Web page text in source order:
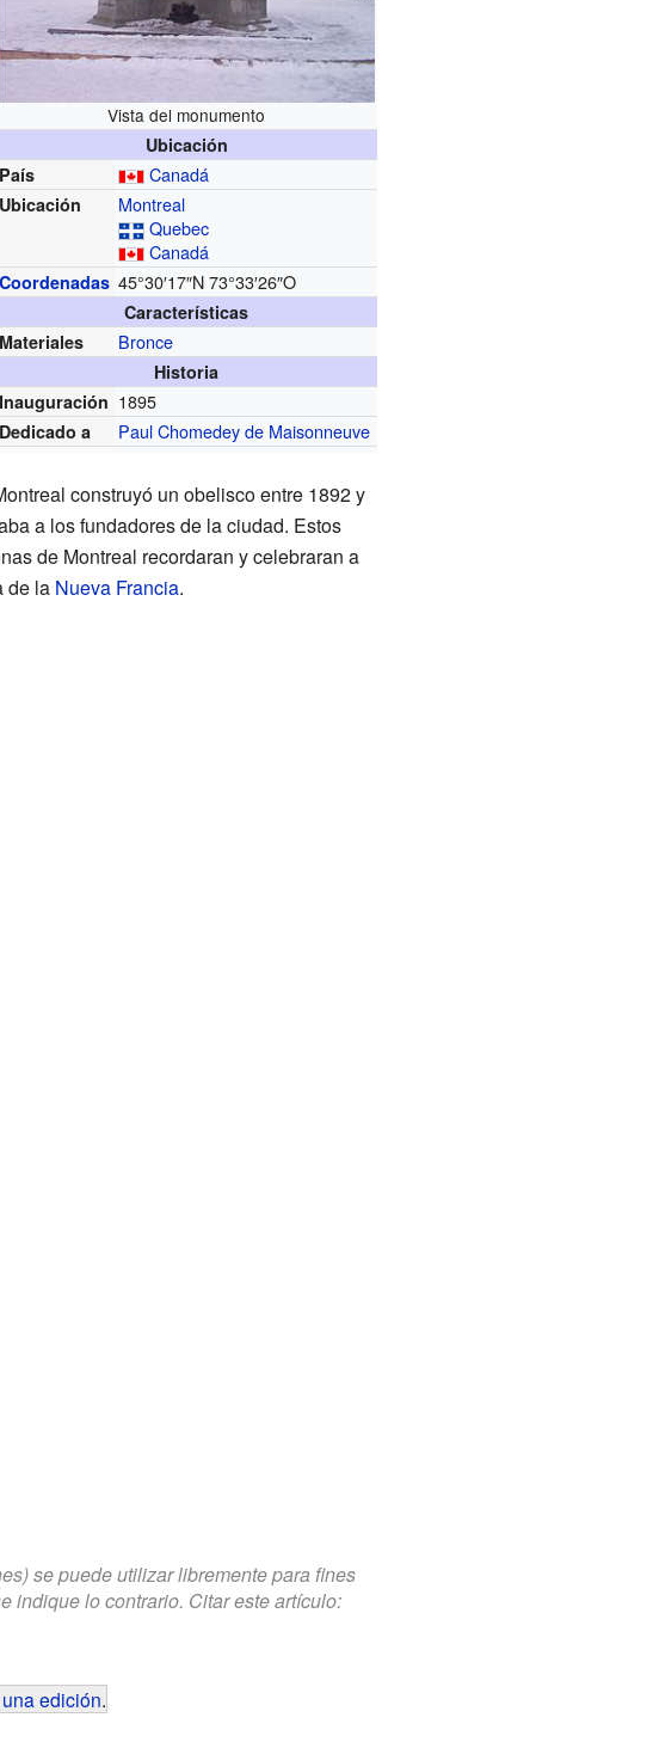
Vista del monumento
Ubicación
País
Canadá
Ubicación
Montreal
Quebec
Canadá
Coordenadas 45°30′17″N 73°33′26″O
Características
Materiales
Bronce
Historia
Inauguración 1895
Dedicado a Paul Chomedey de Maisonneuve
construyó un obelisco entre 1892 y
a los fundadores de la ciudad. Estos
de Montreal recordaran y celebraran a
de la Nueva Francia.
se puede utilizar libremente para fines
indique lo contrario. Citar este artículo:
edición.